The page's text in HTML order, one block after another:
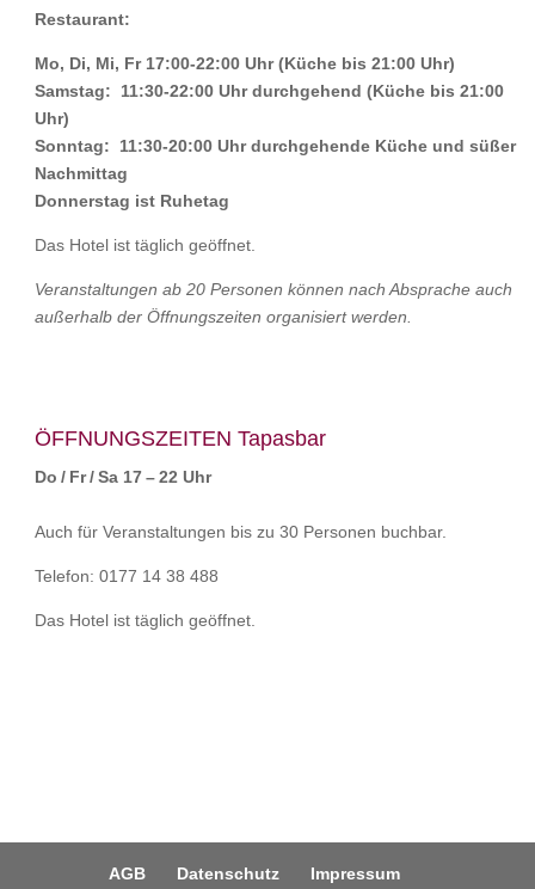
Restaurant:
Mo, Di, Mi, Fr 17:00-22:00 Uhr (Küche bis 21:00 Uhr)
Samstag: 11:30-22:00 Uhr durchgehend (Küche bis 21:00
Uhr)
Sonntag: 11:30-20:00 Uhr durchgehende Küche und süßer
Nachmittag
Donnerstag ist Ruhetag
Das Hotel ist täglich geöffnet.
Veranstaltungen ab 20 Personen können nach Absprache auch
außerhalb der Öffnungszeiten organisiert werden.
ÖFFNUNGSZEITEN Tapasbar
Do / Fr / Sa 17 – 22 Uhr
Auch für Veranstaltungen bis zu 30 Personen buchbar.
Telefon: 0177 14 38 488
Das Hotel ist täglich geöffnet.
AGB Datenschutz Impressum